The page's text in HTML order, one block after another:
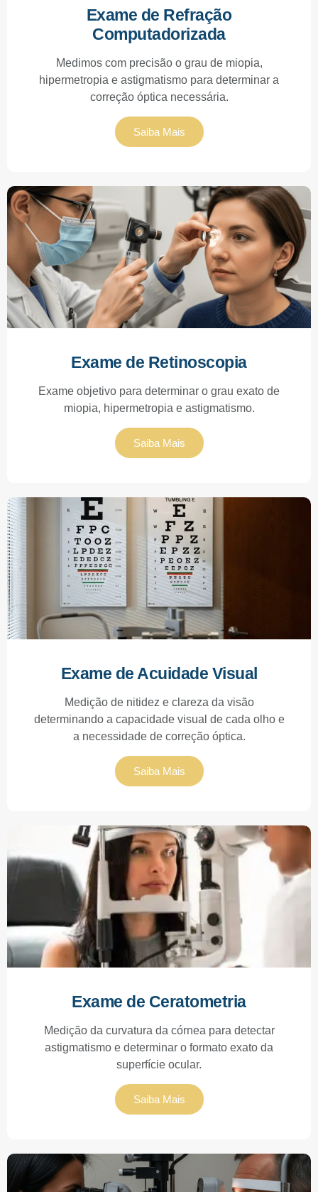
Exame de Refração
Computadorizada
Medimos com precisão o grau de miopia,
hipermetropia e astigmatismo para determinar a
correção óptica necessária.
Saiba Mais
Exame de Retinoscopia
Exame objetivo para determinar o grau exato de
miopia, hipermetropia e astigmatismo.
Saiba Mais
Exame de Acuidade Visual
Medição de nitidez e clareza da visão
determinando a capacidade visual de cada olho e
a necessidade de correção óptica.
Saiba Mais
Exame de Ceratometria
Medição da curvatura da córnea para detectar
astigmatismo e determinar o formato exato da
superfície ocular.
Saiba Mais